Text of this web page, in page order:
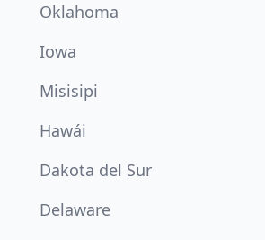
Oklahoma
Iowa
Misisipi
Hawái
Dakota del Sur
Delaware